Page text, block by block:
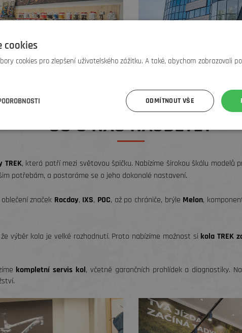
CO U NÁS NAJDETE?
TREK, která patří mezi světovou špičku. Nabízíme širokou škálu modelů
potřebám, a postaráme se o jeho dokonalé nastavení.
značek Rocday, IXS, POC, až po chrániče, brýle Melon,
výběr kola je velké rozhodnutí. Proto nabízíme možnost si kola TREK
kompletní servis kol, včetně garančních prohlídek a diagnostiky.
cookies
cookies pro zlepšení uživatelského zážitku. A také, abychom zobrazovali
ODMÍTNOUT VŠE